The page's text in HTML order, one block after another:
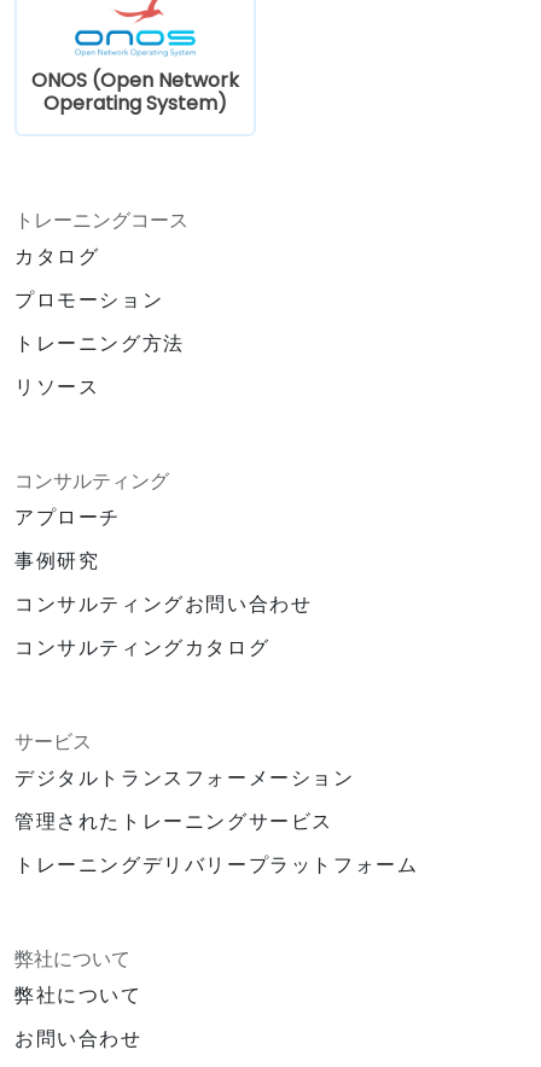
ONOS (Open Network
Operating System)
トレーニングコース
カタログ
プロモーション
トレーニング方法
リソース
コンサルティング
アプローチ
事例研究
コンサルティングお問い合わせ
コンサルティングカタログ
サービス
デジタルトランスフォーメーション
管理されたトレーニングサービス
トレーニングデリバリープラットフォーム
弊社について
弊社について
お問い合わせ